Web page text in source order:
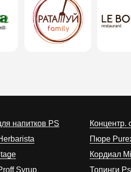
напитков PS
Syrup
Концентр.
Пюре
Кордиал
Топинги Ps